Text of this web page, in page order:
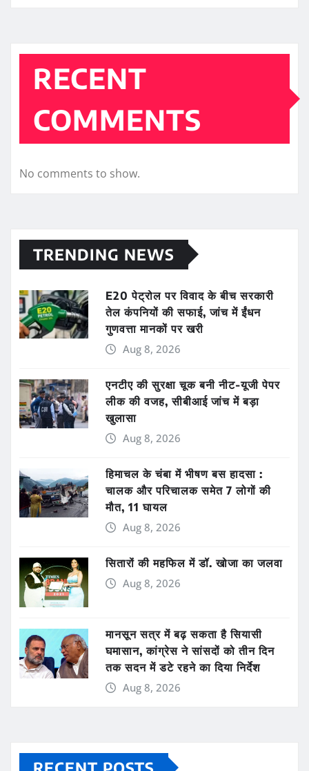
RECENT
COMMENTS
No comments to show.
TRENDING NEWS
E20 पेट्रोल पर विवाद के बीच सरकारी
तेल कंपनियों की सफाई, जांच में ईंधन
गुणवत्ता मानकों पर खरी
Aug 8, 2026
एनटीए की सुरक्षा चूक बनी नीट-यूजी पेपर
लीक की वजह, सीबीआई जांच में बड़ा
खुलासा
Aug 8, 2026
हिमाचल के चंबा में भीषण बस हादसा :
चालक और परिचालक समेत 7 लोगों की
मौत, 11 घायल
Aug 8, 2026
सितारों की महफिल में डॉ. खोजा का जलवा
Aug 8, 2026
मानसून सत्र में बढ़ सकता है सियासी
घमासान, कांग्रेस ने सांसदों को तीन दिन
तक सदन में डटे रहने का दिया निर्देश
Aug 8, 2026